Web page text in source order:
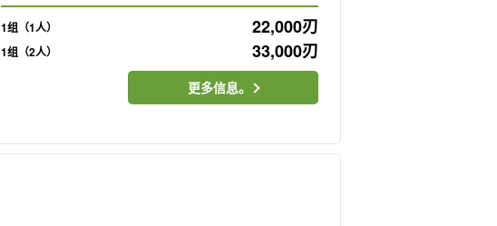
1组（1人） 22,000刃
1组（2人） 33,000刃
更多信息。